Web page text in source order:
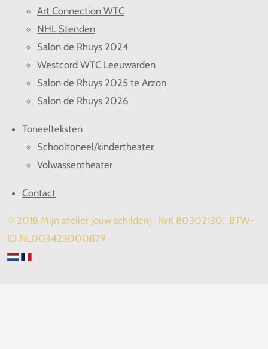
Art Connection WTC
NHL Stenden
Salon de Rhuys 2024
Westcord WTC Leeuwarden
Salon de Rhuys 2025 te Arzon
Salon de Rhuys 2026
Toneelteksten
Schooltoneel/kindertheater
Volwassentheater
Contact
© 2018 Mijn atelier jouw schilderij KvK 80302130. BTW-
ID NL003423000B79